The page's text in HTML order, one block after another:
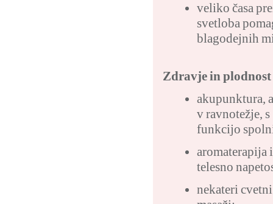
veliko časa
svetloba
blagodejnih
Zdravje in
akupunktura,
v ravnotežje,
funkcijo
aromaterapija
telesno
nekateri